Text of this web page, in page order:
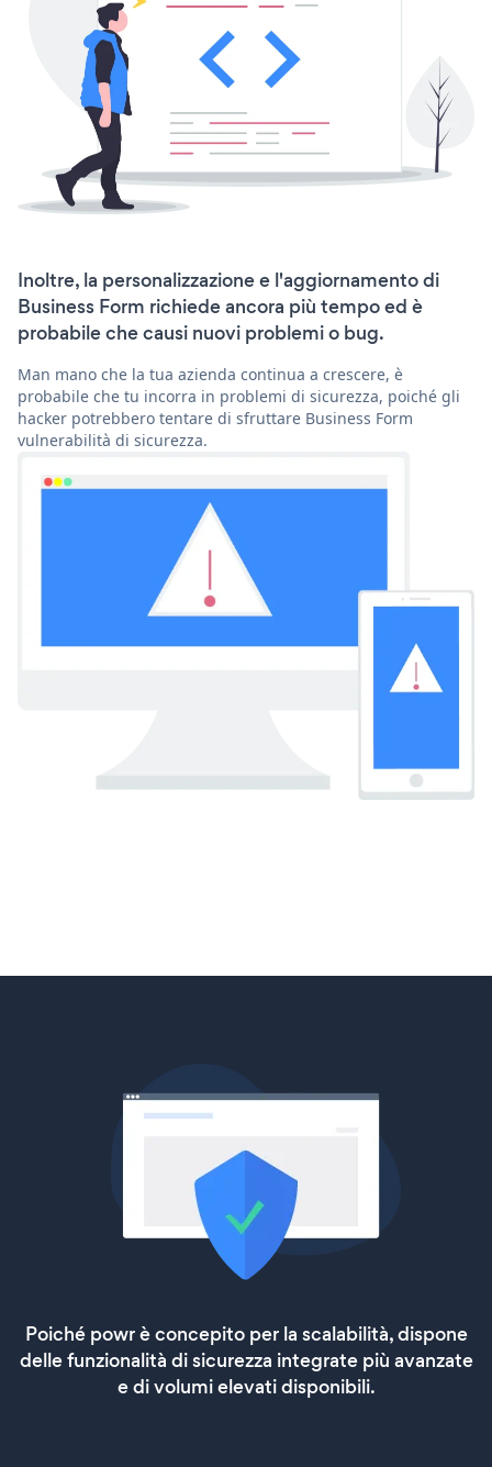
Inoltre, la personalizzazione e l'aggiornamento di
Business Form richiede ancora più tempo ed è
probabile che causi nuovi problemi o bug.
Man mano che la tua azienda continua a crescere, è
probabile che tu incorra in problemi di sicurezza, poiché gli
hacker potrebbero tentare di sfruttare Business Form
vulnerabilità di sicurezza.
Poiché powr è concepito per la scalabilità, dispone
delle funzionalità di sicurezza integrate più avanzate
e di volumi elevati disponibili.